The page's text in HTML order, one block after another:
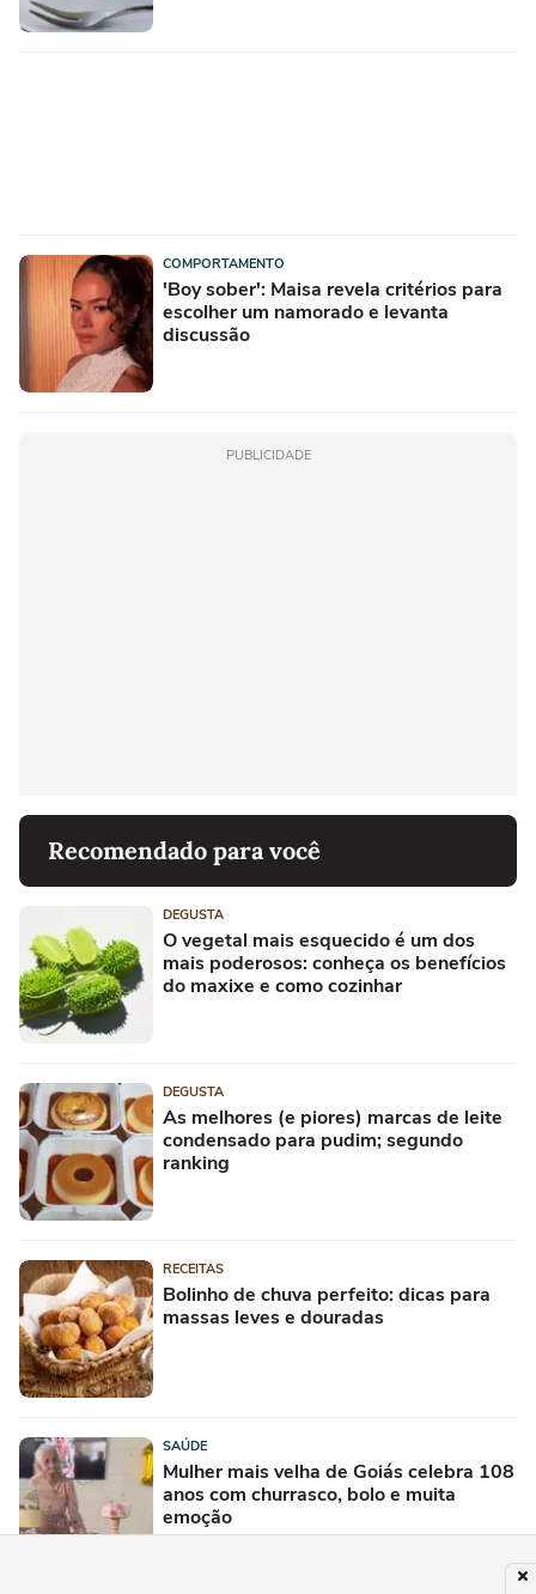
COMPORTAMENTO
'Boy sober': Maisa revela critérios para
escolher um namorado e levanta
discussão
PUBLICIDADE
Recomendado para você
DEGUSTA
O vegetal mais esquecido é um dos
mais poderosos: conheça os benefícios
do maxixe e como cozinhar
DEGUSTA
As melhores (e piores) marcas de leite
condensado para pudim; segundo
ranking
RECEITAS
Bolinho de chuva perfeito: dicas para
massas leves e douradas
SAÚDE
Mulher mais velha de Goiás celebra 108
anos com churrasco, bolo e muita
emoção